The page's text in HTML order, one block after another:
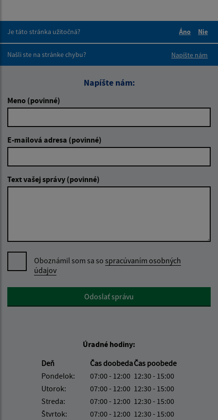
Je táto stránka užitočná?
Áno
Nie
Našli ste na stránke chybu?
Napíšte nám
Napíšte nám:
Meno (povinné)
E-mailová adresa (povinné)
Text vašej správy (povinné)
Oboznámil som sa so spracúvaním osobných
údajov
Google reCaptcha ResponseOdoslať správu
Úradné hodiny:
Deň
Čas doobedaČas poobede
Pondelok:
07:00 - 12:00 12:30 - 15:00
Utorok:
07:00 - 12:00 12:30 - 15:00
Streda:
07:00 - 12:00 12:30 - 15:00
Štvrtok:
07:00 - 12:00 12:30 - 15:00